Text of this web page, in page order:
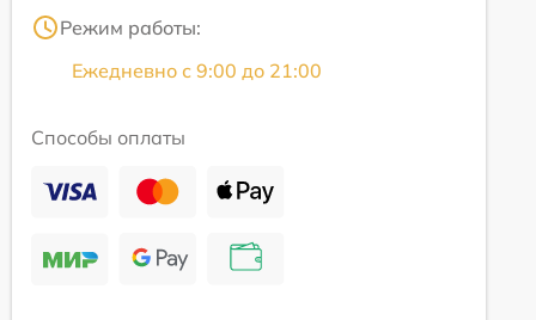
Режим работы:
Ежедневно с 9:00 до 21:00
Способы оплаты